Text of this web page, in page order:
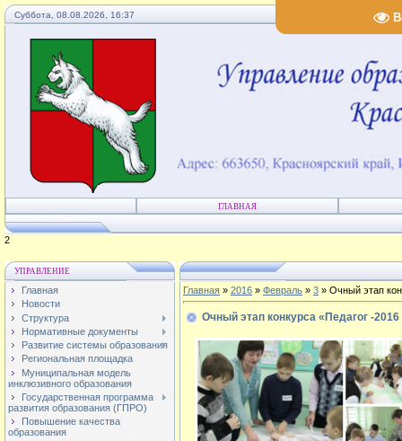
Суббота, 08.08.2026, 16:37
ГЛАВНАЯ
3
УПРАВЛЕНИЕ
Главная
Новости
Структура
Нормативные документы
Развитие системы образования
Региональная площадка
Муниципальная модель
инклюзивного образования
Государственная программа
развития образования (ГПРО)
Повышение качества
образования
Главная » 2016 » Февраль » 3 » Очный этап
Очный этап конкурса «Педагог -2016